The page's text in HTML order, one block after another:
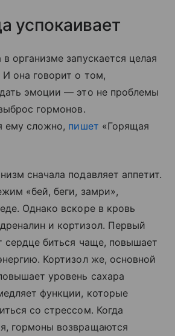
успокаивает
организме запускается целая
И она говорит о том,
эмоции — это не проблемы
гормонов.
ему сложно, пишет «Горящая
сначала подавляет аппетит.
«бей, беги, замри»,
Однако вскоре в кровь
и кортизол. Первый
сердце биться чаще, повышает
Кортизол же, основной
уровень сахара
функции, которые
со стрессом. Когда
гормоны возвращаются